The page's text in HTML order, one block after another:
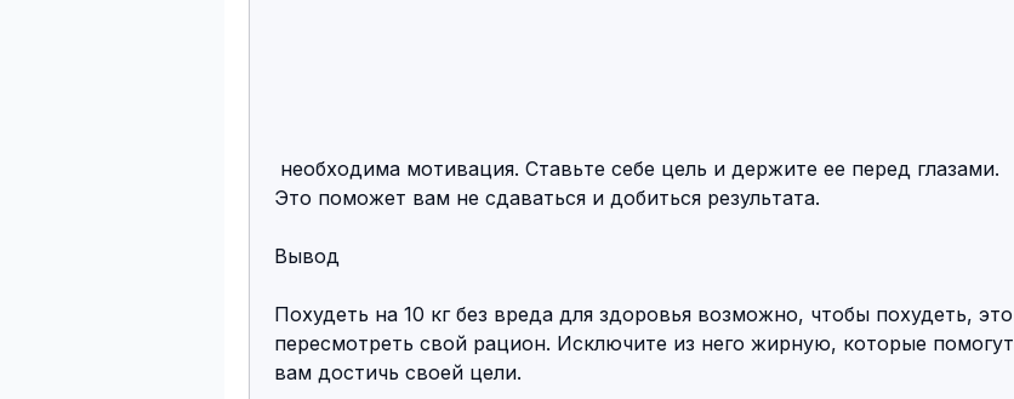
Это поможет вам не сдаваться и добиться результата.
Вывод
Похудеть на 10 кг без вреда для здоровья возможно, чтобы похудеть, это
пересмотреть свой рацион. Исключите из него жирную, которые помогут
вам достичь своей цели.